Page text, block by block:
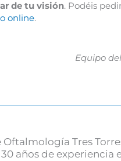
de tu visión. Podéis
online.
Equipo
Tres
años de experiencia